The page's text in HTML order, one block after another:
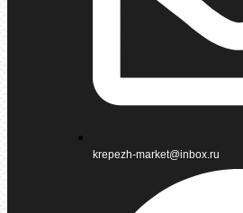
krepezh-market@inbox.ru